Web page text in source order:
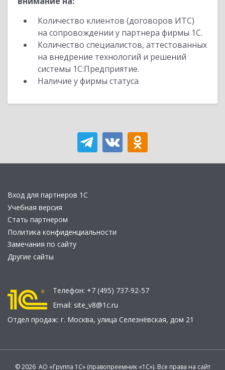
Количество клиентов (договоров ИТС)
на сопровождении у партнера фирмы 1С.
Количество специалистов, аттестованных
на внедрение технологий и решений
системы 1С:Предприятие.
Наличие у фирмы статуса
Вход для партнеров 1С
Учебная версия
Стать партнером
Политика конфиденциальности
Замечания по сайту
Другие сайты
Телефон: +7 (495) 737-92-57
Email: site_v8@1c.ru
Отдел продаж: г. Москва, улица Селезнёвская, дом 21
© 2026 АО «Группа 1С» (правопреемник «1С»). Все права на сайт